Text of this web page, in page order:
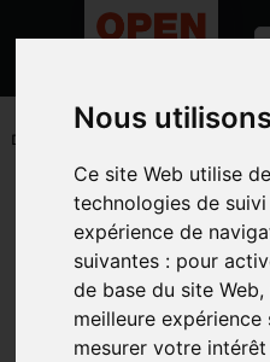
Nous
Ce site Web utilise
technologies de
expérience de
suivantes : pour
de base du site Web,
meilleure expérience
mesurer votre
ACCUEIL /ANNONCES/
DE MANUTENTION
Toutes les
CATÉGORIES
MARQUES
MODÈLE